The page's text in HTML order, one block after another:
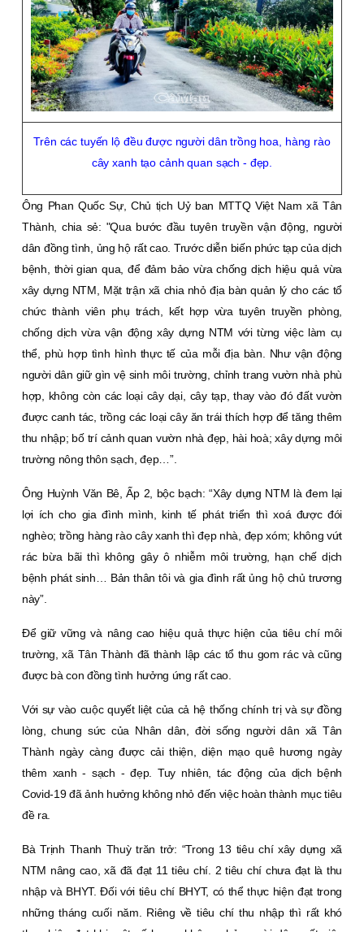
Trên các tuyến lộ đều được người dân trồng hoa, hàng rào
cây xanh tạo cảnh quan sạch - đẹp.
Ông Phan Quốc Sự, Chủ tịch Uỷ ban MTTQ Việt Nam xã Tân
Thành, chia sẻ: "Qua bước đầu tuyên truyền vận động, người
dân đồng tình, ủng hộ rất cao. Trước diễn biến phức tạp của dịch
bệnh, thời gian qua, để đảm bảo vừa chống dịch hiệu quả vừa
xây dựng NTM, Mặt trận xã chia nhỏ địa bàn quản lý cho các tổ
chức thành viên phụ trách, kết hợp vừa tuyên truyền phòng,
chống dịch vừa vận động xây dựng NTM với từng việc làm cụ
thể, phù hợp tình hình thực tế của mỗi địa bàn. Như vận động
người dân giữ gìn vệ sinh môi trường, chỉnh trang vườn nhà phù
hợp, không còn các loại cây dại, cây tạp, thay vào đó đất vườn
được canh tác, trồng các loại cây ăn trái thích hợp để tăng thêm
thu nhập; bố trí cảnh quan vườn nhà đẹp, hài hoà; xây dựng môi
trường nông thôn sạch, đẹp…”.
Ông Huỳnh Văn Bê, Ấp 2, bộc bạch: “Xây dựng NTM là đem lại
lợi ích cho gia đình mình, kinh tế phát triển thì xoá được đói
nghèo; trồng hàng rào cây xanh thì đẹp nhà, đẹp xóm; không vứt
rác bừa bãi thì không gây ô nhiễm môi trường, hạn chế dịch
bệnh phát sinh… Bản thân tôi và gia đình rất ủng hộ chủ trương
này”.
Ðể giữ vững và nâng cao hiệu quả thực hiện của tiêu chí môi
trường, xã Tân Thành đã thành lập các tổ thu gom rác và cũng
được bà con đồng tình hưởng ứng rất cao.
Với sự vào cuộc quyết liệt của cả hệ thống chính trị và sự đồng
lòng, chung sức của Nhân dân, đời sống người dân xã Tân
Thành ngày càng được cải thiện, diện mạo quê hương ngày
thêm xanh - sạch - đẹp. Tuy nhiên, tác động của dịch bệnh
Covid-19 đã ảnh hưởng không nhỏ đến việc hoàn thành mục tiêu
đề ra.
Bà Trịnh Thanh Thuỳ trăn trở: “Trong 13 tiêu chí xây dựng xã
NTM nâng cao, xã đã đạt 11 tiêu chí. 2 tiêu chí chưa đạt là thu
nhập và BHYT. Ðối với tiêu chí BHYT, có thể thực hiện đạt trong
những tháng cuối năm. Riêng về tiêu chí thu nhập thì rất khó